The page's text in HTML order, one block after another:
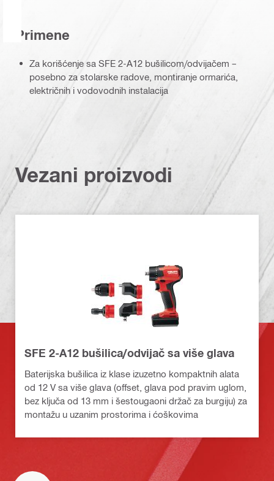
Primene
Za korišćenje sa SFE 2-A12 bušilicom/odvijačem –
posebno za stolarske radove, montiranje ormarića,
električnih i vodovodnih instalacija
Vezani proizvodi
SFE 2-A12 bušilica/odvijač sa više glava
Baterijska bušilica iz klase izuzetno kompaktnih alata
od 12 V sa više glava (offset, glava pod pravim uglom,
bez ključa od 13 mm i šestougaoni držač za burgiju) za
montažu u uzanim prostorima i ćoškovima